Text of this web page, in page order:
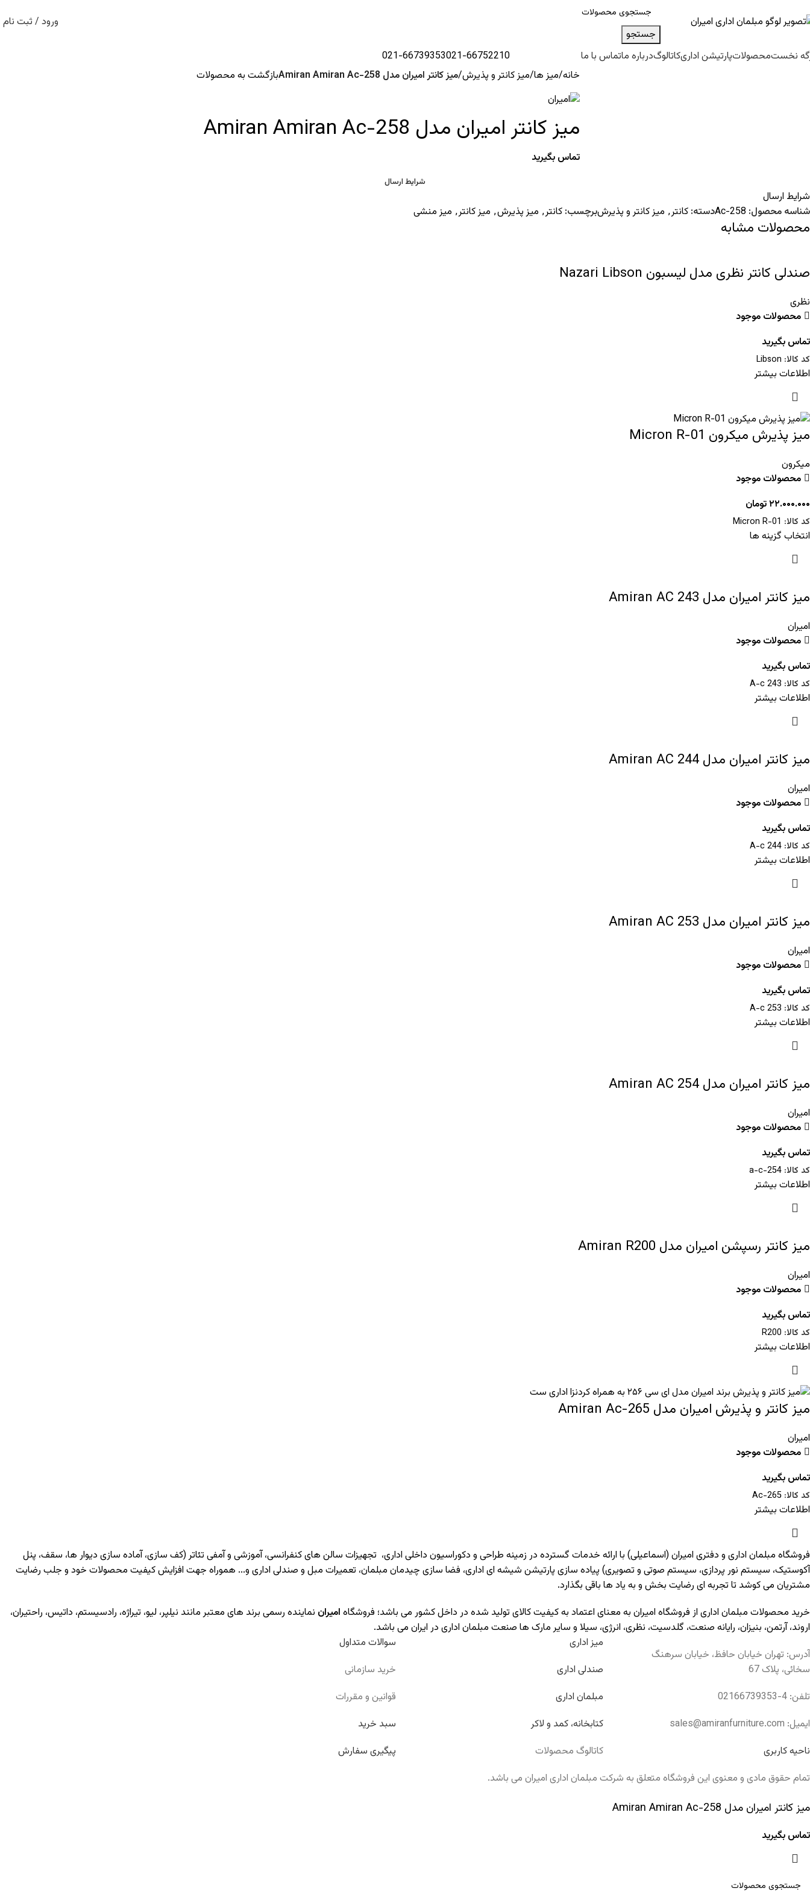
جستجو
ورود / ثبت نام
نخستمحصولاتپارتیشن اداریکاتالوگدرباره ماتماس با ما 021-66752210
021-66739353
خانه میز ها میز کانتر و پذیرش میز کانتر امیران مدل Amiran Amiran Ac-258 بازگشت به محصولات
میز کانتر امیران مدل Amiran Amiran Ac-258
تماس بگیرید
شرایط ارسال
شرایط ارسال
شناسه محصول: Ac-258دسته: کانتر, میز کانتر و پذیرشبرچسب: کانتر, میز پذیرش, میز کانتر, میز منشی
محصولات مشابه
صندلی کانتر نظری مدل لیسبون Nazari Libson
نظری
محصولات موجود
تماس بگیرید
کد کالا: Libson
اطلاعات بیشتر
میز پذیرش میکرون Micron R-01
میکرون
محصولات موجود
۲۲.۰۰۰.۰۰۰تومان
کد کالا: Micron R-01
انتخاب گزینه ها
میز کانتر امیران مدل Amiran AC 243
امیران
محصولات موجود
تماس بگیرید
کد کالا: A-c 243
اطلاعات بیشتر
میز کانتر امیران مدل Amiran AC 244
امیران
محصولات موجود
تماس بگیرید
کد کالا: A-c 244
اطلاعات بیشتر
میز کانتر امیران مدل Amiran AC 253
امیران
محصولات موجود
تماس بگیرید
کد کالا: A-c 253
اطلاعات بیشتر
میز کانتر امیران مدل Amiran AC 254
امیران
محصولات موجود
تماس بگیرید
کد کالا: a-c-254
اطلاعات بیشتر
میز کانتر رسپشن امیران مدل Amiran R200
امیران
محصولات موجود
تماس بگیرید
کد کالا: R200
اطلاعات بیشتر
میز کانتر و پذیرش امیران مدل Amiran Ac-265
امیران
محصولات موجود
تماس بگیرید
کد کالا: Ac-265
اطلاعات بیشتر
فروشگاه مبلمان اداری و دفتری امیران (اسماعیلی) با ارائه خدمات گسترده در زمینه طراحی و دکوراسیون داخلی اداری‌، تجهیزات سالن های کنفرانسی، آموزشی و آمفی تئاتر (کف سازی، آماده سازی دیوار ها، سقف، پنل
آکوستیک، سیستم نور پردازی، سیستم صوتی و تصویری) پیاده سازی پارتیشن شیشه ای اداری، فضا سازی چیدمان مبلمان، تعمیرات مبل و صندلی اداری و... هموراه جهت افزایش کیفیت محصولات خود و جلب رضایت
مشتریان می کوشد تا تجربه ای رضایت بخش و به یاد ها باقی بگذارد.
خرید محصولات مبلمان اداری از فروشگاه امیران به معنای اعتماد به کیفیت کالای تولید شده در داخل کشور می باشد؛ فروشگاه امیران نماینده رسمی برند های معتبر مانند نیلپر، لیو، تیراژه، رادسیستم، داتیس، راحتیران،
اروند،آرتمن، بنیزان، رایانه صنعت، گلدسیت، نظری، انرژی، سیلا و سایر مارک ها صنعت مبلمان اداری در ایران می باشد.
آدرس: تهران خیابان حافظ، خیابان سرهنگ
سخائی، پلاک 67
تلفن: 4-02166739353
ایمیل: sales@amiranfurniture.com
ناحیه کاربری
میز اداری
صندلی اداری
مبلمان اداری
کتابخانه، کمد و لاکر
کاتالوگ محصولات
سوالات متداول
خرید سازمانی
قوانین و مقررات
سبد خرید
پیگیری سفارش
تمام حقوق مادی و معنوی این فروشگاه متعلق به شرکت مبلمان اداری امیران می باشد.
میز کانتر امیران مدل Amiran Amiran Ac-258
تماس بگیرید